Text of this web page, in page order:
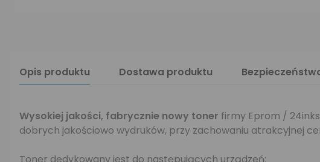
Opis produktu Dostawa produktu
Wysokiej jakości, fabrycznie nowy toner firmy Eprom / 24inks
dobrych jakościowo wydruków, przy zachowaniu atrakcyjnej